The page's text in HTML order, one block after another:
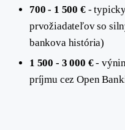
700 - 1 500 €- typicky
prvožiadateľov so
bankova história)
1 500 - 3 000 €-
príjmu cez Open